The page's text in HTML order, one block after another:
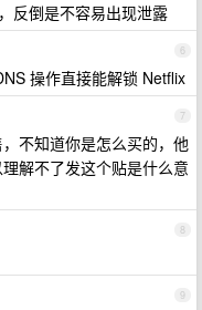
反倒是不容易出现泄露
6
操作直接能解锁 Netflix
7
不知道你是怎么买的，他
解不了发这个贴是什么意
8
9